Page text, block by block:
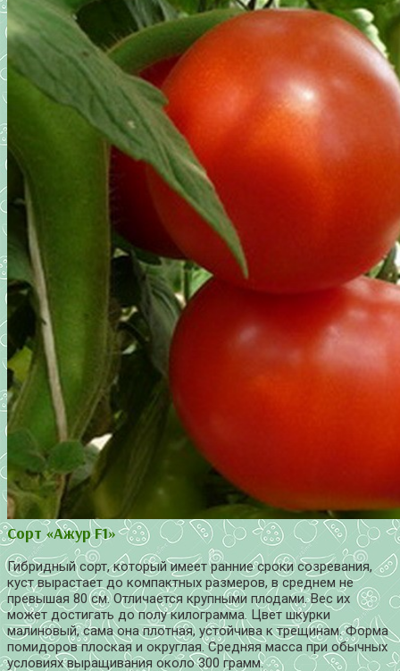
Сорт «Ажур F1»
Гибридный сорт, который имеет ранние сроки созревания,
куст вырастает до компактных размеров, в среднем не
превышая 80 см. Отличается крупными плодами. Вес их
может достигать до полу килограмма. Цвет шкурки
малиновый, сама она плотная, устойчива к трещинам. Форма
помидоров плоская и округлая. Средняя масса при обычных
условиях выращивания около 300 грамм.